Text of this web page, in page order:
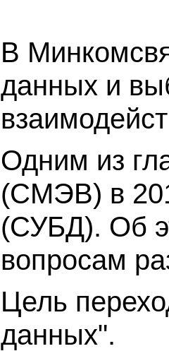
В
данных и
Одним из
(СМЭВ) в
(СУБД). Об
вопросам
Цель
данных".